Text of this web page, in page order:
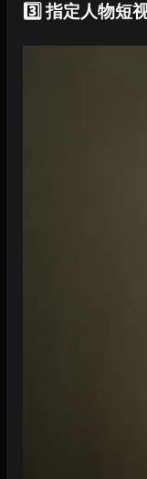
3️⃣ 指定人物短